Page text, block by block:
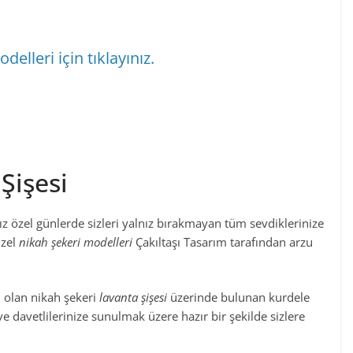
için tıklayınız.
özel günlerde sizleri yalnız bırakmayan tüm sevdiklerinize
nikah şekeri modelleri Çakıltaşı Tasarım tarafından arzu
olan nikah şekeri lavanta şişesi üzerinde bulunan kurdele
davetlilerinize sunulmak üzere hazır bir şekilde sizlere